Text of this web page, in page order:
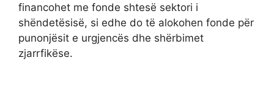
financohet me fonde shtesë sektori i
shëndetësisë, si edhe do të alokohen fonde për
punonjësit e urgjencës dhe shërbimet
zjarrfikëse.